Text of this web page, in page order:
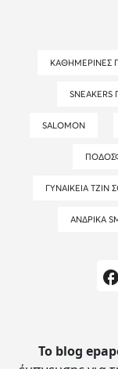
ΚΑΘΗΜΕΡΙΝΈΣ
SNEAKERS
SALOMON
ΓΥΝΑΙΚΕΊΑ ΤΖΙΝ
ΑΝΔΡΙΚΆ
Το blog